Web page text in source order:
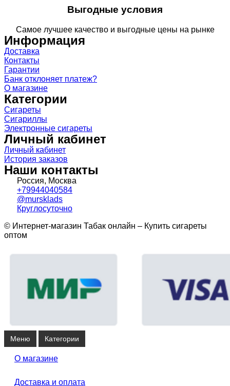
Выгодные условия
Самое лучшее качество и выгодные цены на рынке
Информация
Доставка
Контакты
Гарантии
Банк отклоняет платеж?
О магазине
Категории
Сигареты
Сигариллы
Электронные сигареты
Личный кабинет
Личный кабинет
История заказов
Наши контакты
Россия, Москва
+79944040584
@mursklads
Круглосуточно
© Интернет-магазин Табак онлайн – Купить сигареты
оптом
Меню Категории
О магазине
Доставка и оплата